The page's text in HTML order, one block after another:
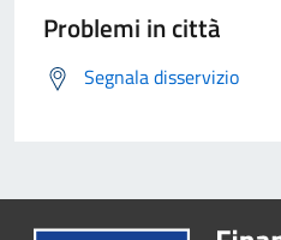
Problemi in città
Segnala disservizio